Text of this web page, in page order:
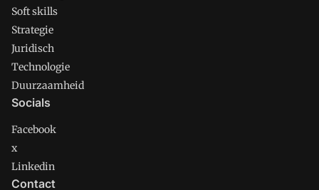
Soft skills
Strategie
Juridisch
Technologie
Duurzaamheid
Socials
Facebook
x
Linkedin
Contact